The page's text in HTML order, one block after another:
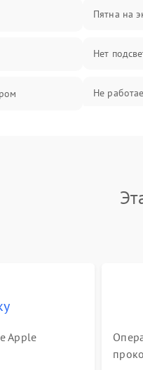
Пятна на
Нет
Не
Не
Apple